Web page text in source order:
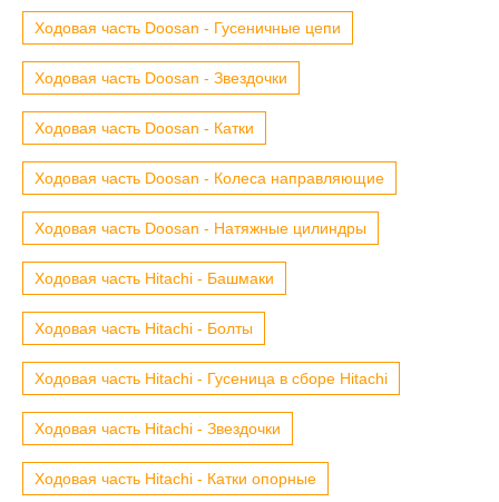
Ходовая часть Doosan - Гусеничные цепи
Ходовая часть Doosan - Звездочки
Ходовая часть Doosan - Катки
Ходовая часть Doosan - Колеса направляющие
Ходовая часть Doosan - Натяжные цилиндры
Ходовая часть Hitachi - Башмаки
Ходовая часть Hitachi - Болты
Ходовая часть Hitachi - Гусеница в сборе Hitachi
Ходовая часть Hitachi - Звездочки
Ходовая часть Hitachi - Катки опорные